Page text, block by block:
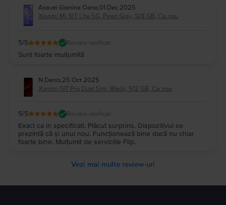
Asavei Gianina Oana,01 Dec 2025
Xiaomi Mi 10T Lite 5G, Pearl Gray, 128 GB, Ca nou
5/5 Review verificat
Sunt foarte mulțumită
N.Denis,25 Oct 2025
Xiaomi 13T Pro Dual Sim, Black, 512 GB, Ca nou
5/5 Review verificat
Exact ca in specificati. Plăcut surprins. Dispozitivul se
prezintă că și unul nou. Funcționează bine dacă nu chiar
foarte bine. Mulțumit de serviciile Flip.
Vezi mai multe review-uri